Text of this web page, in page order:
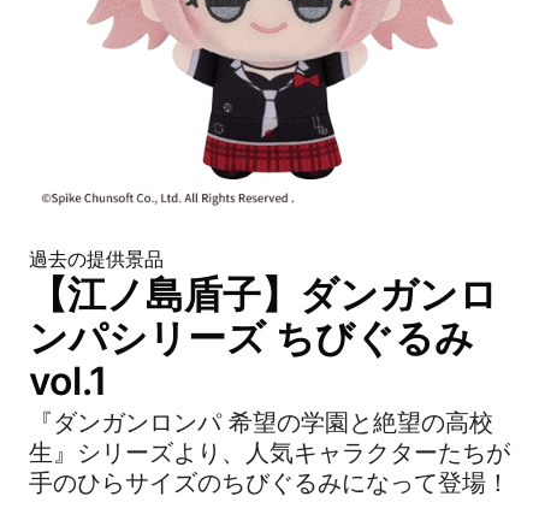
過去の提供景品
【江ノ島盾子】ダンガンロ
ンパシリーズ ちびぐるみ
vol.1
『ダンガンロンパ 希望の学園と絶望の高校
生』シリーズより、人気キャラクターたちが
手のひらサイズのちびぐるみになって登場！